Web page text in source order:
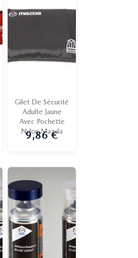
Gilet De Sécurité
Adulte Jaune
Avec Pochette
Nylon Mazda
Prix
9,86 €